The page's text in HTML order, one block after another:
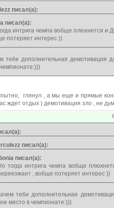
писал(а):
писал(а):
интрига чемпа вобще плюхнется и
потеряет интерес ))
тебе дополнительная демотивация
глянул , а мы еще и прямые
ждет отдых ) демотивация зло , не
писал(а):
писал(а):
тогда интрига чемпа вобще
, вобще потеряет интерес ))
тебе дополнительная
место в чемпионате:)))